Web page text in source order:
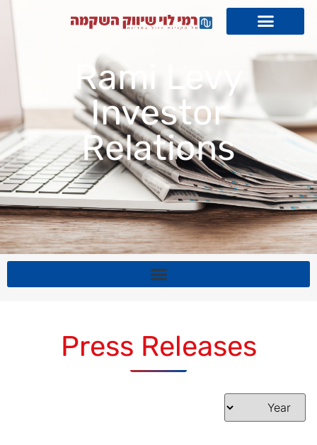
Rami Levy
Investor
Relations
Press Releases